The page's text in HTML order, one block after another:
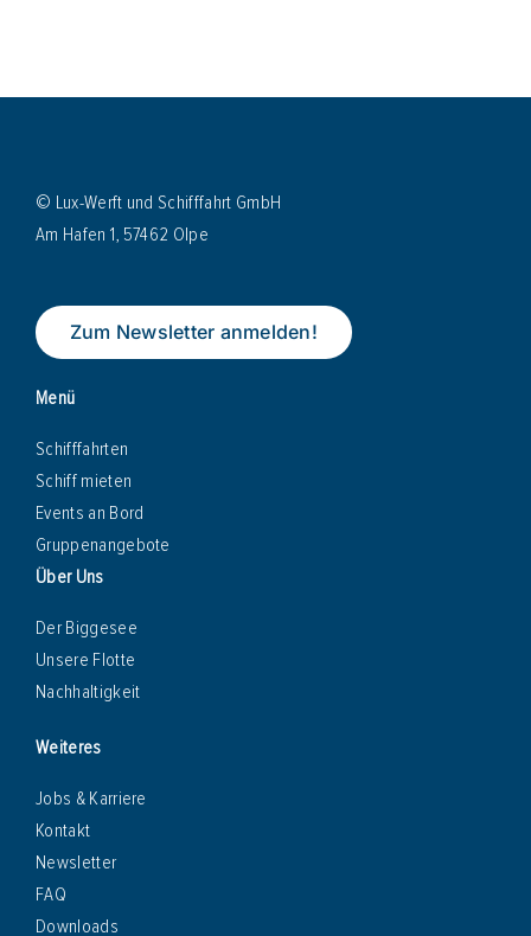
© Lux-Werft und Schifffahrt GmbH
Am Hafen 1, 57462 Olpe
Zum Newsletter anmelden!
Menü
Schifffahrten
Schiff mieten
Events an Bord
Gruppenangebote
Über Uns
Der Biggesee
Unsere Flotte
Nachhaltigkeit
Weiteres
Jobs & Karriere
Kontakt
Newsletter
FAQ
Downloads